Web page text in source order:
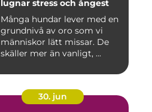
lugnar stress och ångest
Många hundar lever med en
grundnivå av oro som vi
människor lätt missar. De
skäller mer än vanligt, ...
30. jun